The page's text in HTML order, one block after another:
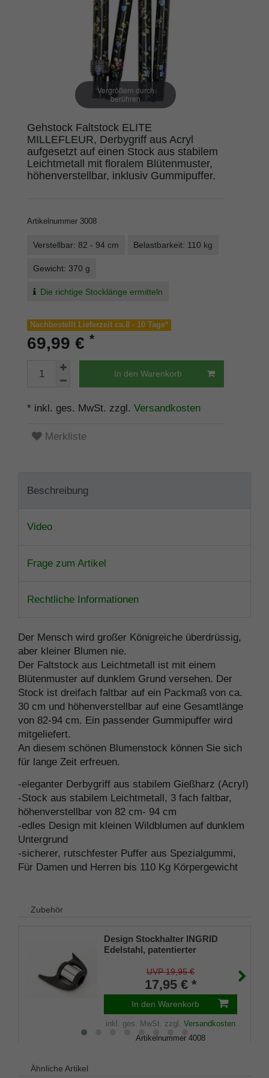
Vergrößern durch
berühren
Gehstock Faltstock ELITE
MILLEFLEUR, Derbygriff aus Acryl
aufgesetzt auf einen Stock aus stabilem
Leichtmetall mit floralem Blütenmuster,
höhenverstellbar, inklusiv Gummipuffer.
Artikelnummer 3008
Verstellbar: 82 - 94 cm Belastbarkeit: 110 kg
Gewicht: 370 g
Die richtige Stocklänge ermitteln
Nachbestellt Lieferzeit ca.8 - 10 Tage*
69,99 € *
In den Warenkorb
* inkl. ges. MwSt. zzgl. Versandkosten
Merkliste
Beschreibung
Video
Frage zum Artikel
Rechtliche Informationen
Der Mensch wird großer Königreiche überdrüssig,
aber kleiner Blumen nie.
Der Faltstock aus Leichtmetall ist mit einem
Blütenmuster auf dunklem Grund versehen. Der
Stock ist dreifach faltbar auf ein Packmaß von ca.
30 cm und höhenverstellbar auf eine Gesamtlänge
von 82-94 cm. Ein passender Gummipuffer wird
mitgeliefert.
An diesem schönen Blumenstock können Sie sich
für lange Zeit erfreuen.
-eleganter Derbygriff aus stabilem Gießharz (Acryl)
-Stock aus stabilem Leichtmetall, 3 fach faltbar,
höhenverstellbar von 82 cm- 94 cm
-edles Design mit kleinen Wildblumen auf dunklem
Untergrund
-sicherer, rutschfester Puffer aus Spezialgummi,
Für Damen und Herren bis 110 Kg Körpergewicht
Zubehör
Design Stockhalter INGRID
Edelstahl, patentierter
(18 - 22mm), Weichgummi
UVP 19,95 €
17,95 € *
In den Warenkorb
inkl. ges. MwSt. zzgl. Versandkosten
Artikelnummer 4008
Ähnliche Artikel